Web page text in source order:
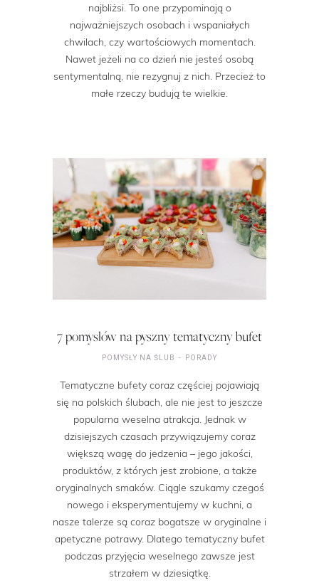
najbliżsi. To one przypominają o
najważniejszych osobach i wspaniałych
chwilach, czy wartościowych momentach.
Nawet jeżeli na co dzień nie jesteś osobą
sentymentalną, nie rezygnuj z nich. Przecież to
małe rzeczy budują te wielkie.
7 pomysłów na pyszny tematyczny bufet
POMYSŁY NA ŚLUB PORADY
Tematyczne bufety coraz częściej pojawiają
się na polskich ślubach, ale nie jest to jeszcze
popularna weselna atrakcja. Jednak w
dzisiejszych czasach przywiązujemy coraz
większą wagę do jedzenia – jego jakości,
produktów, z których jest zrobione, a także
oryginalnych smaków. Ciągle szukamy czegoś
nowego i eksperymentujemy w kuchni, a
nasze talerze są coraz bogatsze w oryginalne i
apetyczne potrawy. Dlatego tematyczny bufet
podczas przyjęcia weselnego zawsze jest
strzałem w dziesiątkę.